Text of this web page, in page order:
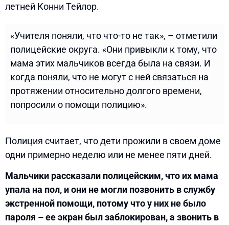
летней Конни Тейлор.
«Учителя поняли, что что-то не так», – отметили
полицейские округа. «Они привыкли к тому, что
мама этих мальчиков всегда была на связи. И
когда поняли, что не могут с ней связаться на
протяжении относительно долгого времени,
попросили о помощи полицию».
Полиция считает, что дети прожили в своем доме
одни примерно неделю или не менее пяти дней.
Мальчики рассказали полицейским, что их мама
упала на пол, и они не могли позвонить в службу
экстренной помощи, потому что у них не было
пароля – ее экран был заблокирован, а звонить в